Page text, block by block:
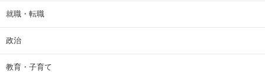
就職・転職
政治
教育・子育て